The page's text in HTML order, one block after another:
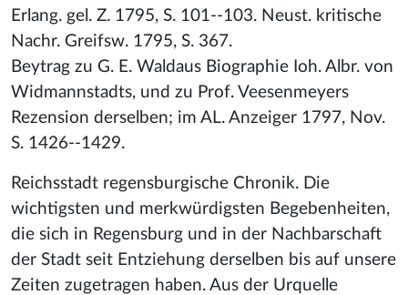
Erlang. gel. Z. 1795, S. 101--103. Neust. kritische
Nachr. Greifsw. 1795, S. 367.
Beytrag zu G. E. Waldaus Biographie Ioh. Albr. von
Widmannstadts, und zu Prof. Veesenmeyers
Rezension derselben; im AL. Anzeiger 1797, Nov.
S. 1426--1429.
Reichsstadt regensburgische Chronik. Die
wichtigsten und merkwürdigsten Begebenheiten,
die sich in Regensburg und in der Nachbarschaft
der Stadt seit Entziehung derselben bis auf unsere
Zeiten zugetragen haben. Aus der Urquelle